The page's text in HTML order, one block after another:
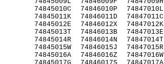
74845010C
74845011K
74845012E
74845013T
74845014R
74845015W
74845016A
74846010P
74846011D
74846012X
74846013B
74846014N
74846015J
74846016Z
74847010L
74847011C
74847012K
74847013E
74847014T
74847015R
74847016W